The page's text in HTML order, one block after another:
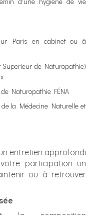
Paris en cabinet ou à
de Naturopathie)
Naturopathie FÉNA​
la Médecine Naturelle et
entretien approfondi
participation un
ou à retrouver